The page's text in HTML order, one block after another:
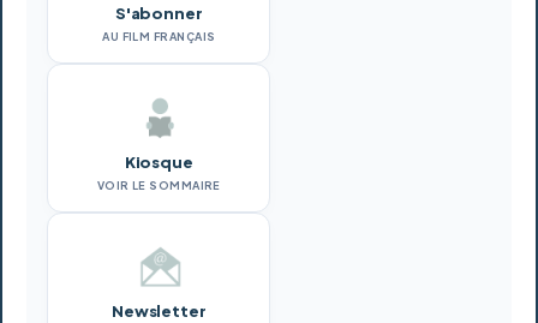
S'abonner
AU FILM FRANÇAIS
Kiosque
VOIR LE SOMMAIRE
Newsletter